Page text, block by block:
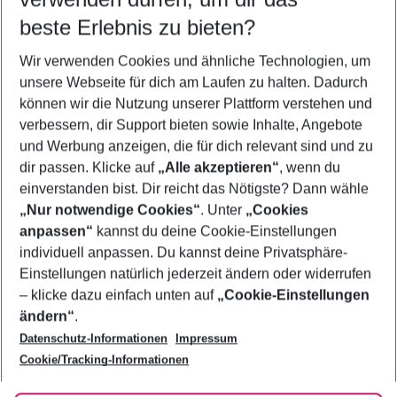
5-8 Nächte
2 Erwachsene Keine Kinder
Mehr Filter anzeigen
Footer
Footer navigation
Über uns
AGB
Bestpreisgarantie
Cookie-Einstellungen ändern
Cookie-Richtlinie
Agenturbetreuung
Barrierefreies Reisen
Folge uns
beste Erlebnis zu bieten?
Wir verwenden Cookies und ähnliche Technologien, um
unsere Webseite für dich am Laufen zu halten. Dadurch
können wir die Nutzung unserer Plattform verstehen und
verbessern, dir Support bieten sowie Inhalte, Angebote
und Werbung anzeigen, die für dich relevant sind und zu
dir passen. Klicke auf „Alle akzeptieren“, wenn du
einverstanden bist. Dir reicht das Nötigste? Dann wähle
„Nur notwendige Cookies“. Unter „Cookies
anpassen“ kannst du deine Cookie-Einstellungen
individuell anpassen. Du kannst deine Privatsphäre-
Einstellungen natürlich jederzeit ändern oder widerrufen
– klicke dazu einfach unten auf „Cookie-Einstellungen
ändern“.
Datenschutz-Informationen
Impressum
Cookie/Tracking-Informationen